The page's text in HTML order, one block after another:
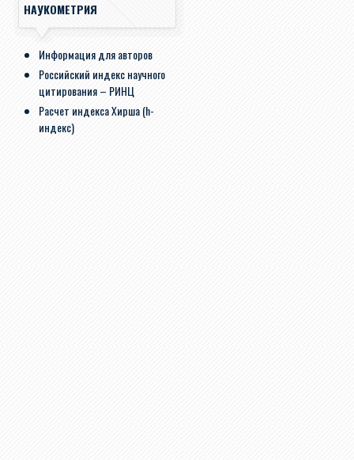
НАУКОМЕТРИЯ
Информация для авторов
Российский индекс научного
цитирования – РИНЦ
Расчет индекса Хирша (h-
индекс)